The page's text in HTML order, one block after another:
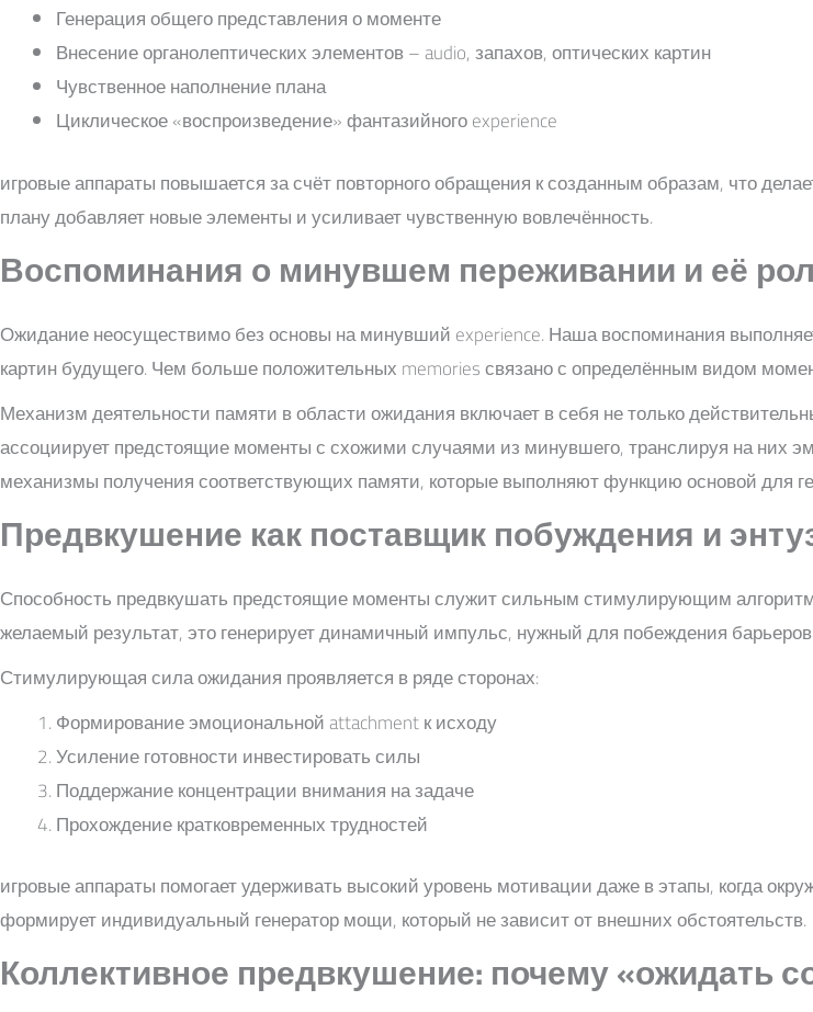
Генерация общего представления о моменте
Внесение органолептических элементов – audio, запахов, оптических картин
Чувственное наполнение плана
Циклическое «воспроизведение» фантазийного experience
игровые аппараты повышается за счёт повторного обращения к созданным образам, что
плану добавляет новые элементы и усиливает чувственную вовлечённость.
Воспоминания о минувшем переживании и её
Ожидание неосуществимо без основы на минувший experience. Наша воспоминания
картин будущего. Чем больше положительных memories связано с определённым видом
Механизм деятельности памяти в области ожидания включает в себя не только
ассоциирует предстоящие моменты с схожими случаями из минувшего, транслируя на них
механизмы получения соответствующих памяти, которые выполняют функцию основой для
Предвкушение как поставщик побуждения и
Способность предвкушать предстоящие моменты служит сильным стимулирующим
желаемый результат, это генерирует динамичный импульс, нужный для побеждения
Стимулирующая сила ожидания проявляется в ряде сторонах:
Формирование эмоциональной attachment к исходу
Усиление готовности инвестировать силы
Поддержание концентрации внимания на задаче
Прохождение кратковременных трудностей
игровые аппараты помогает удерживать высокий уровень мотивации даже в этапы, когда
формирует индивидуальный генератор мощи, который не зависит от внешних обстоятельств.
Коллективное предвкушение: почему «ожидать